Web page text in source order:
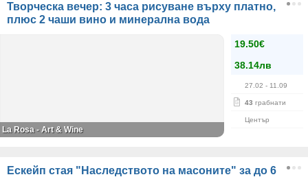
Творческа вечер: 3 часа рисуване върху платно,
плюс 2 чаши вино и минерална вода
19.50€
38.14лв
27.02 - 11.09
43 грабнати
Център
La Rosa - Art & Wine
Ескейп стая "Наследството на масоните" за до 6